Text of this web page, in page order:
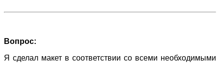
Вопрос:
Я сделал макет в соответствии со всеми необходимыми